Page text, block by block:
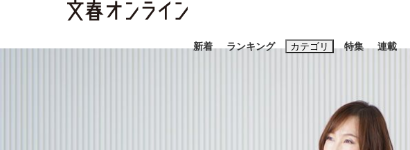
新着 ランキング カテゴリ 特集 連載
おすすめのキーワードタグ一覧